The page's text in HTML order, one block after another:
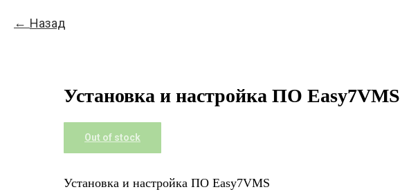
Назад
Установка и настройка ПО Easy7VMS
Out of stock
Установка и настройка ПО Easy7VMS